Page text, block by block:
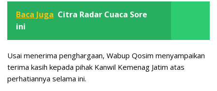
Baca Juga Citra Radar Cuaca Sore
ini
Usai menerima penghargaan, Wabup Qosim menyampaikan
terima kasih kepada pihak Kanwil Kemenag Jatim atas
perhatiannya selama ini.